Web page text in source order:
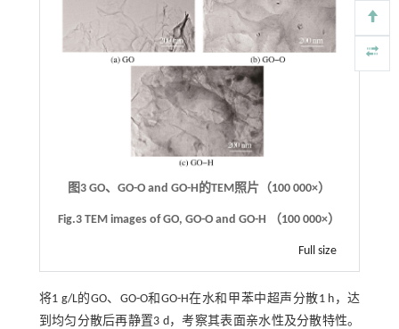
图3 GO、GO-O and GO-H的TEM照片（100 000×）
Fig.3 TEM images of GO, GO-O and GO-H （100 000×）
Full size
将1 g/L的GO、GO-O和GO-H在水和甲苯中超声分散1 h，达
到均匀分散后再静置3 d，考察其表面亲水性及分散特性。